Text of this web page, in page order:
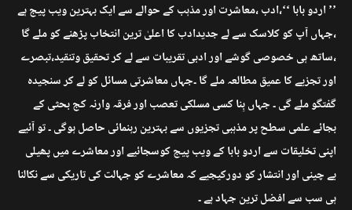
’’ اردو بابا ‘‘،ادب ،معاشرت اور مذہب کے حوالے سے ایک بہترین ویب پیج ہے
،جہاں آپ کو کلاسک سے لے جدیدادب کا اعلیٰ ترین انتخاب پڑھنے کو ملے گا
،ساتھ ہی خصوصی گوشے اور ادبی تقریبات سے لے کر تحقیق وتنقید،تبصرے
اور تجزیے کا عمیق مطالعہ ملے گا ۔جہاں معاشرتی مسائل کو لے کر سنجیدہ
گفتگو ملے گی ۔ جہاں بِنا کسی مسلکی تعصب اور فرقہ وارنہ کج بحثی کے
بجائے علمی سطح پر مذہبی تجزیوں سے بہترین رہنمائی حاصل ہوگی ۔ تو آئیے
اپنی تخلیقات سے اردو بابا کے ویب پیج کوسجائیے اور معاشرے میں پھیلی
بے چینی اور انتشار کو دورکیجیے کہ معاشرے کو جہالت کی تاریکی سے نکالنا
ہی سب سے افضل ترین جہاد ہے ۔